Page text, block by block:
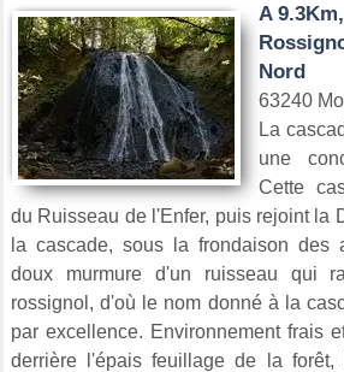
A
Nord
63240
La
une
Cette
du Ruisseau de l'Enfer, puis rejoint la
la cascade, sous la frondaison des
doux murmure d'un ruisseau qui
rossignol, d'où le nom donné à la
par excellence. Environnement frais
derrière l'épais feuillage de la forêt,